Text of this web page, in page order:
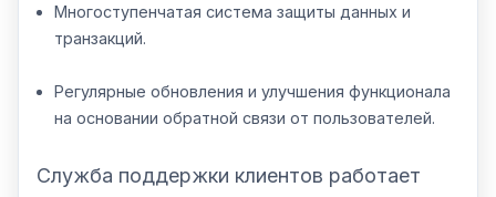
Многоступенчатая система защиты данных и
транзакций.
Регулярные обновления и улучшения функционала
на основании обратной связи от пользователей.
Служба поддержки клиентов работает